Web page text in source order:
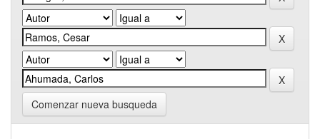
Comenzar nueva busqueda